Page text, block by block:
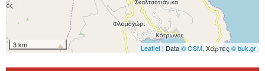
3 km Leaflet | Data© OSM, Χάρτες © buk.gr